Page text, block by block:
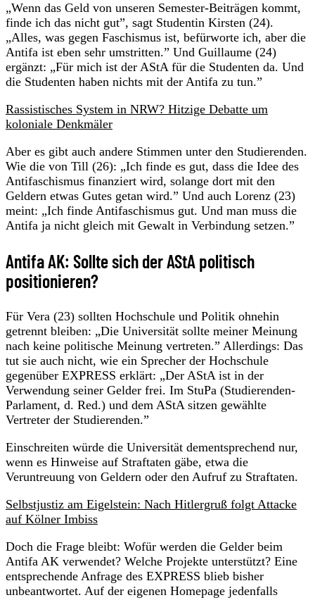
„Wenn das Geld von unseren Semester-Beiträgen kommt,
finde ich das nicht gut”, sagt Studentin Kirsten (24).
„Alles, was gegen Faschismus ist, befürworte ich, aber die
Antifa ist eben sehr umstritten.” Und Guillaume (24)
ergänzt: „Für mich ist der AStA für die Studenten da. Und
die Studenten haben nichts mit der Antifa zu tun.”
Rassistisches System in NRW? Hitzige Debatte um
koloniale Denkmäler
Aber es gibt auch andere Stimmen unter den Studierenden.
Wie die von Till (26): „Ich finde es gut, dass die Idee des
Antifaschismus finanziert wird, solange dort mit den
Geldern etwas Gutes getan wird.” Und auch Lorenz (23)
meint: „Ich finde Antifaschismus gut. Und man muss die
Antifa ja nicht gleich mit Gewalt in Verbindung setzen.”
Antifa AK: Sollte sich der AStA politisch
positionieren?
Für Vera (23) sollten Hochschule und Politik ohnehin
getrennt bleiben: „Die Universität sollte meiner Meinung
nach keine politische Meinung vertreten.” Allerdings: Das
tut sie auch nicht, wie ein Sprecher der Hochschule
gegenüber EXPRESS erklärt: „Der AStA ist in der
Verwendung seiner Gelder frei. Im StuPa (Studierenden-
Parlament, d. Red.) und dem AStA sitzen gewählte
Vertreter der Studierenden.”
Einschreiten würde die Universität dementsprechend nur,
wenn es Hinweise auf Straftaten gäbe, etwa die
Veruntreuung von Geldern oder den Aufruf zu Straftaten.
Selbstjustiz am Eigelstein: Nach Hitlergruß folgt Attacke
auf Kölner Imbiss
Doch die Frage bleibt: Wofür werden die Gelder beim
Antifa AK verwendet? Welche Projekte unterstützt? Eine
entsprechende Anfrage des EXPRESS blieb bisher
unbeantwortet. Auf der eigenen Homepage jedenfalls